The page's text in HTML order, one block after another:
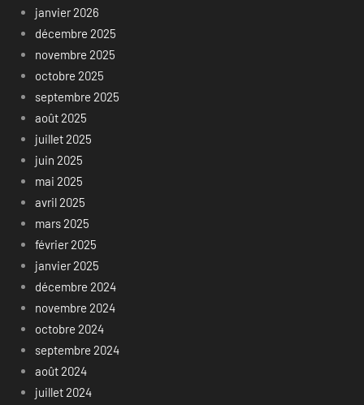
janvier 2026
décembre 2025
novembre 2025
octobre 2025
septembre 2025
août 2025
juillet 2025
juin 2025
mai 2025
avril 2025
mars 2025
février 2025
janvier 2025
décembre 2024
novembre 2024
octobre 2024
septembre 2024
août 2024
juillet 2024